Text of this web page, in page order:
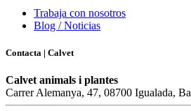
Trabaja con nosotros
Blog / Noticias
Contacta | Calvet
Calvet animals i plantes
Carrer Alemanya, 47, 08700 Igualada,